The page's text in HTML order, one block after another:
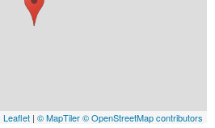
Leaflet | © MapTiler© OpenStreetMap contributors